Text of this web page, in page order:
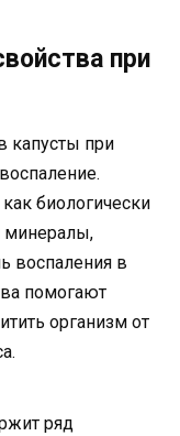
при
капусты при
биологически
минералы,
воспаления в
помогают
организм от
ряд